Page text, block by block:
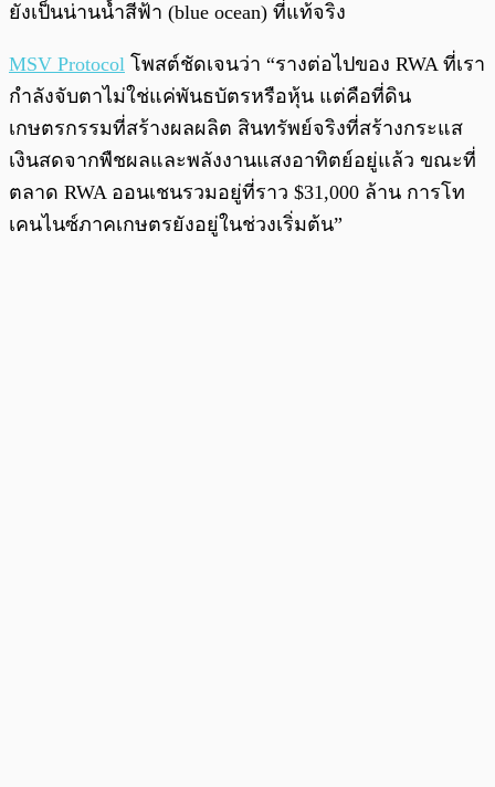
ยังเป็นน่านน้ำสีฟ้า (blue ocean) ที่แท้จริง
MSV Protocol โพสต์ชัดเจนว่า “รางต่อไปของ RWA ที่เรา
กำลังจับตาไม่ใช่แค่พันธบัตรหรือหุ้น แต่คือที่ดิน
เกษตรกรรมที่สร้างผลผลิต สินทรัพย์จริงที่สร้างกระแส
เงินสดจากพืชผลและพลังงานแสงอาทิตย์อยู่แล้ว ขณะที่
ตลาด RWA ออนเชนรวมอยู่ที่ราว $31,000 ล้าน การโท
เคนไนซ์ภาคเกษตรยังอยู่ในช่วงเริ่มต้น”